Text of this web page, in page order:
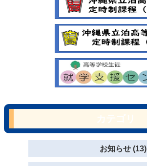
お知らせ (13)